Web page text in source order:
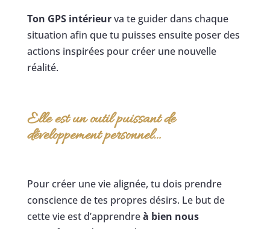
Ton GPS intérieurva te guider dans chaque
situation afin que tu puisses ensuite poser des
actions inspirées pour créer une nouvelle
réalité.
Elle est un outil puissant de
développement personnel…
Pour créer une vie alignée, tu dois prendre
conscience de tes propres désirs. Le but de
cette vie est d’apprendreà bien nous